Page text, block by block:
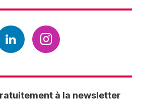
à la newsletter